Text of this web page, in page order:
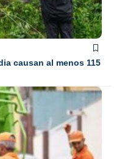
causan al menos 115